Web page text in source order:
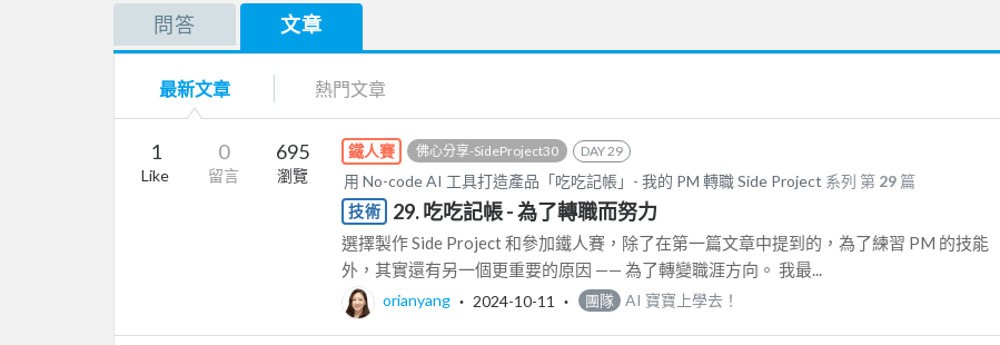
問答 文章
最新文章 熱門文章
1
Like
0
留言
695
瀏覽
鐵人賽 佛心分享-SideProject30 DAY 29
用 No-code AI 工具打造產品「吃吃記帳」- 我的 PM 轉職 Side Project 系列 第 29 篇
技術
29. 吃吃記帳 - 為了轉職而努力
選擇製作 Side Project 和參加鐵人賽，除了在第一篇文章中提到的，為了練習 PM 的技能
外，其實還有另一個更重要的原因 —— 為了轉變職涯方向。 我最...
orianyang ‧ 2024-10-11 ‧ 團隊 AI 寶寶上學去！